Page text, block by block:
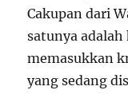
Cakupan dari
satunya adalah
memasukkan
yang sedang